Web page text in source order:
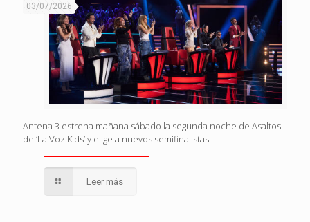
03/07/2026
Antena 3 estrena mañana sábado la segunda noche de Asaltos
de ‘La Voz Kids’ y elige a nuevos semifinalistas
Leer más